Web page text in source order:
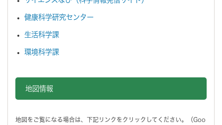
健康科学研究センター
生活科学課
環境科学課
地図情報
地図をご覧になる場合は、下記リンクをクリックしてください。（Goo